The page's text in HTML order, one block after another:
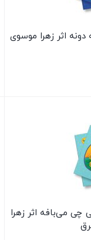
اثر زهرا موسوی
می‌بافه اثر زهرا